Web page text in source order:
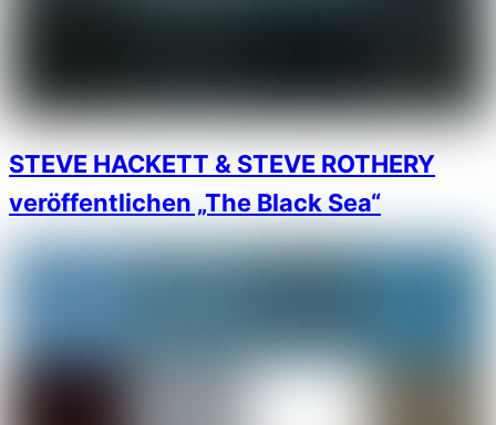
STEVE HACKETT & STEVE ROTHERY
veröffentlichen „The Black Sea“